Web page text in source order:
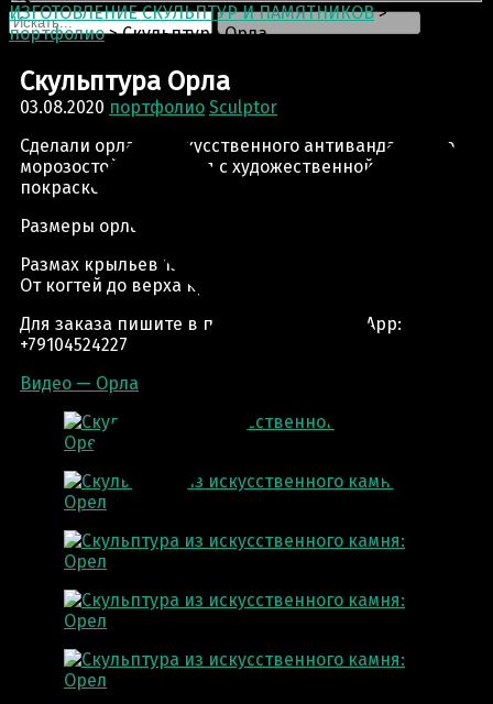
ИЗГОТОВЛЕНИЕ СКУЛЬПТУР И ПАМЯТНИКОВ>
портфолио>Скульптура Орла
Скульптура Орла
03.08.2020 портфолио Sculptor
Сделали орла из искусственного антивандального
морозостойкого камня с художественной
покраской.
Размеры орла:
Размах крыльев 150см
От когтей до верха крыльев 50см.
Для заказа пишите в приложение WhatsApp:
+79104524227
Видео — Орла